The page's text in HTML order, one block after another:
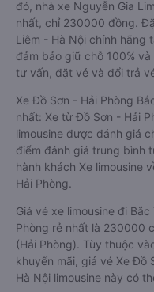
đó, nhà xe Nguyễn Gia
nhất, chỉ 230000 đồng.
Liêm - Hà Nội chính hãng
đảm bảo giữ chỗ 100%
tư vấn, đặt vé và đổi trả
Xe Đồ Sơn - Hải Phòng
nhất: Xe từ Đồ Sơn - Hải
limousine được đánh giá
điểm đánh giá trung bình
hành khách Xe limousine
Hải Phòng.
Giá vé xe limousine đi
Phòng rẻ nhất là 230000
(Hải Phòng). Tùy thuộc
khuyến mãi, giá vé Xe Đồ
Hà Nội limousine này có